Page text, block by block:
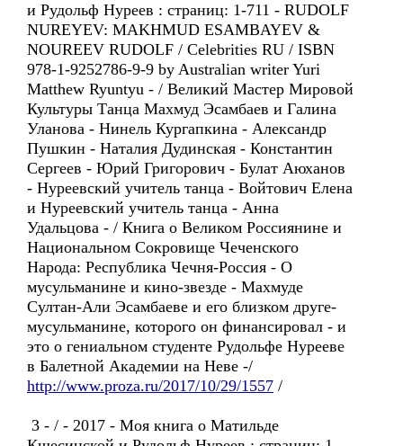
и Рудольф Нуреев : страниц: 1-711 - RUDOLF
NUREYEV: MAKHMUD ESAMBAYEV &
NOUREEV RUDOLF / Celebrities RU / ISBN
978-1-9252786-9-9 by Australian writer Yuri
Matthew Ryuntyu - / Великий Мастер Мировой
Культуры Танца Махмуд Эсамбаев и Галина
Уланова - Нинель Кургапкина - Александр
Пушкин - Наталия Дудинская - Константин
Сергеев - Юрий Григорович - Булат Аюханов
- Нуреевский учитель танца - Войтович Елена
и Нуреевский учитель танца - Анна
Удальцова - / Книга о Великом Россиянине и
Национальном Сокровище Чеченского
Народа: Республика Чечня-Россия - О
мусульманине и кино-звезде - Махмуде
Султан-Али Эсамбаеве и его близком друге-
мусульманине, которого он финансировал - и
это о гениальном студенте Рудольфе Нурееве
в Балетной Академии на Неве -/
http://www.proza.ru/2017/10/29/1557 /
3 - / - 2017 - Моя книга о Матильде